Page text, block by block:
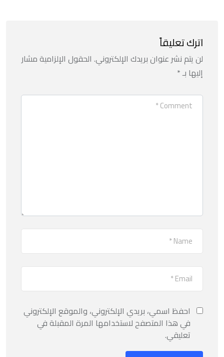
اترك تعليقاً
لن يتم نشر عنوان بريدك الإلكتروني. الحقول الإلزامية مشار
إليها بـ*
احفظ اسمي، بريدي الإلكتروني، والموقع الإلكتروني
في هذا المتصفح لاستخدامها المرة المقبلة في
تعليقي.